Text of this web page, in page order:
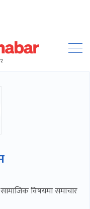
विषयमा समाचार